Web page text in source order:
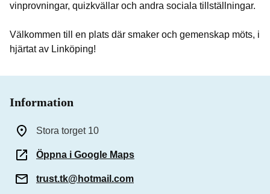
vinprovningar, quizkvällar och andra sociala tillställningar.
Välkommen till en plats där smaker och gemenskap möts, i
hjärtat av Linköping!
Information
Stora torget 10
Öppna i Google Maps
trust.tk@hotmail.com